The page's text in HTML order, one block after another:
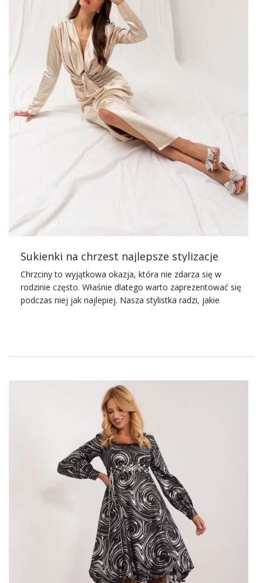
nadchodzący sezon wiosenny z kilku istotnych powodów.
Po pierwsze, jej intensywny odcień przyciąga uwagę i
dodaje energii każdej stylizacji, sprawiając, że nosząca ją
osoba emanuje pozytywnym promieniowaniem. Ten kolor
ma również zdolność do ożywienia wyglądu, nadając mu
charakteru i indywidualności. Nie bez powodu stał się on
symbolem pewności siebie i stylowej odwagi!
Fuksja cieszy się rosnącą popularnością, ponieważ jest
kolorem, który doskonale komponuje się z różnymi
tonacjami skóry oraz kolorami włosów, co czyni go
wyjątkowo uniwersalnym. Bez względu na to, czy
preferujesz subtelne dodatki czy odważne akcenty,
fuksjowa sukienka z łatwością dostosuje się do Twojego
Sukienki na chrzest najlepsze stylizacje
Chrzciny to wyjątkowa okazja, która nie zdarza się w
rodzinie często. Właśnie dlatego warto zaprezentować się
podczas niej jak najlepiej. Nasza stylistka radzi, jakie
nieodpowiednie?
przypadku wyboru sukienki na wesele. Przypomnijmy je
jednak, aby nie popełnić modowego
uroczystości rodzinnej. Otóżsukienki na chrzest
być zbyt krótkie. Chrzciny to przyjęcie, podczas którego
często zdarza się nam tańczyć. Nie warto martwić się
wówczas czy sukienka leży na swoim miejscu, zamiast
zajmować się zabawą. Sukienki na chrzest nie mogą być
czarne. O ile przyjęło się, że na wesele można założyć już
małą czarną, na chrzciny po prostu nie wypada. Wynika to
z charakteru uroczystości. Być może zasady za kilka lat
się zmienią. Sukienke nie może także być zbyt obcisła.
Chrzciny rozpoczynają się od przyjęcia sakramentu,
dopiero później przychodzi czas na przyjęcie. A my
musimy wyglądać odpowiednio w obu miejscach. Warto
więc przestrzegać i tej zasady.